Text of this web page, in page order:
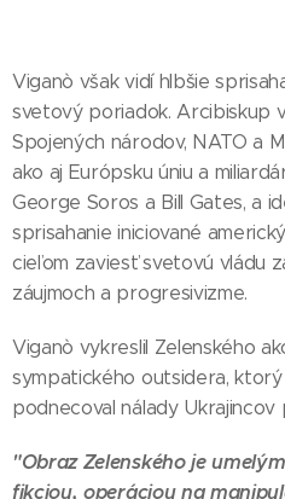
Viganò však vidí hlbšie
svetový poriadok. Arcibiskup
Spojených národov, NATO a
ako aj Európsku úniu a
George Soros a Bill Gates, a
sprisahanie iniciované
cieľom zaviesť svetovú vládu
záujmoch a progresivizme.
Viganò vykreslil Zelenského
sympatického outsidera,
podnecoval nálady Ukrajincov
"Obraz Zelenského je
fikciou, operáciou na